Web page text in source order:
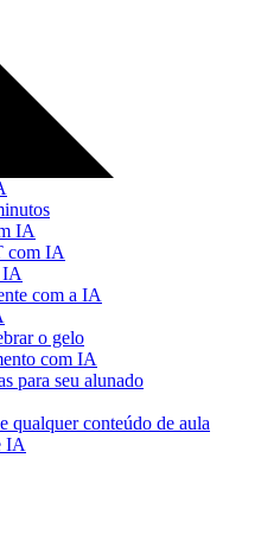
IA
com IA
IA
com a IA
o gelo
com IA
para seu alunado
qualquer conteúdo de aula
IA